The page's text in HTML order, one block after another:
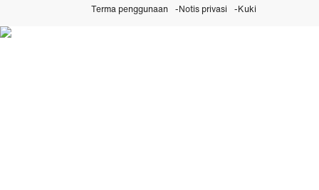
Terma penggunaan Notis privasi Kuki